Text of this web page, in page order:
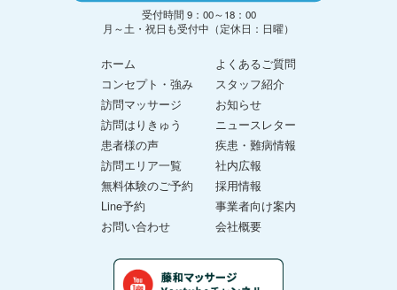
受付時間 9：00～18：00
月～土・祝日も受付中（定休日：日曜）
ホーム
コンセプト・強み
訪問マッサージ
訪問はりきゅう
患者様の声
訪問エリア一覧
無料体験のご予約
Line予約
お問い合わせ
よくあるご質問
スタッフ紹介
お知らせ
ニュースレター
疾患・難病情報
社内広報
採用情報
事業者向け案内
会社概要